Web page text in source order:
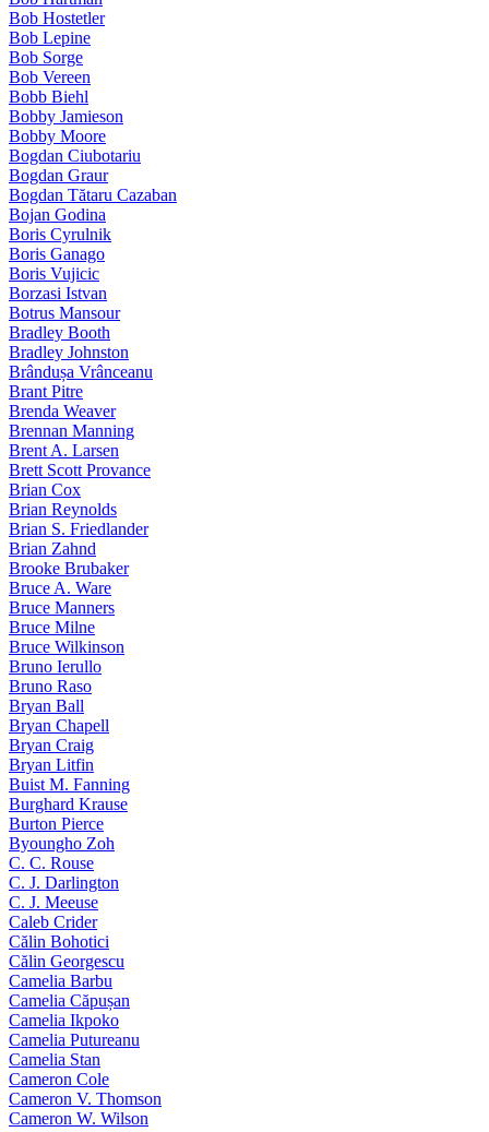
Bob Hostetler
Bob Lepine
Bob Sorge
Bob Vereen
Bobb Biehl
Bobby Jamieson
Bobby Moore
Bogdan Ciubotariu
Bogdan Graur
Bogdan Tătaru Cazaban
Bojan Godina
Boris Cyrulnik
Boris Ganago
Boris Vujicic
Borzasi Istvan
Botrus Mansour
Bradley Booth
Bradley Johnston
Brândușa Vrânceanu
Brant Pitre
Brenda Weaver
Brennan Manning
Brent A. Larsen
Brett Scott Provance
Brian Cox
Brian Reynolds
Brian S. Friedlander
Brian Zahnd
Brooke Brubaker
Bruce A. Ware
Bruce Manners
Bruce Milne
Bruce Wilkinson
Bruno Ierullo
Bruno Raso
Bryan Ball
Bryan Chapell
Bryan Craig
Bryan Litfin
Buist M. Fanning
Burghard Krause
Burton Pierce
Byoungho Zoh
C. C. Rouse
C. J. Darlington
C. J. Meeuse
Caleb Crider
Călin Bohotici
Călin Georgescu
Camelia Barbu
Camelia Căpușan
Camelia Ikpoko
Camelia Putureanu
Camelia Stan
Cameron Cole
Cameron V. Thomson
Cameron W. Wilson